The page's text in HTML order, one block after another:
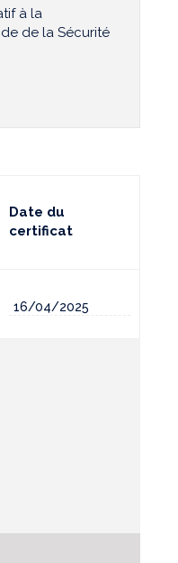
à la
de la Sécurité
Date du
certificat
16/04/2025